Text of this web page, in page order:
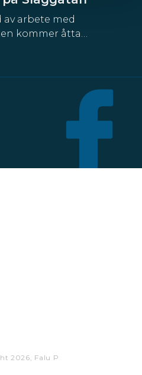
av arbete med
kommer åtta
sidan av Slaggatan
här ovan får
stannas eller parkeras
13 juli till 30
2026, Falu P